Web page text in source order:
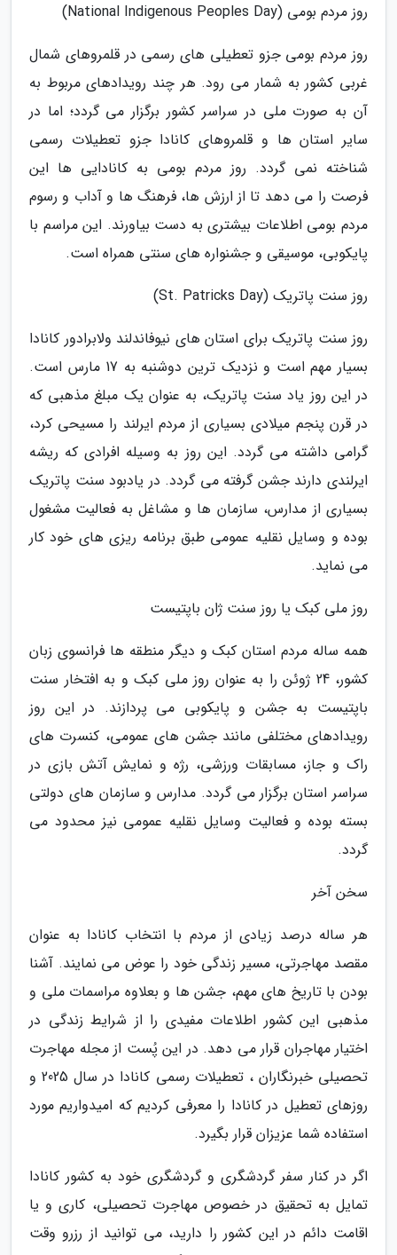
روز مردم بومی (National Indigenous Peoples Day)
روز مردم بومی جزو تعطیلی های رسمی در قلمروهای شمال
غربی کشور به شمار می رود. هر چند رویدادهای مربوط به
آن به صورت ملی در سراسر کشور برگزار می گردد؛ اما در
سایر استان ها و قلمروهای کانادا جزو تعطیلات رسمی
شناخته نمی گردد. روز مردم بومی به کانادایی ها این
فرصت را می دهد تا از ارزش ها، فرهنگ ها و آداب و رسوم
مردم بومی اطلاعات بیشتری به دست بیاورند. این مراسم با
پایکوبی، موسیقی و جشنواره های سنتی همراه است.
روز سنت پاتریک (St. Patricks Day)
روز سنت پاتریک برای استان های نیوفاندلند ولابرادور کانادا
بسیار مهم است و نزدیک ترین دوشنبه به 17 مارس است.
در این روز یاد سنت پاتریک، به عنوان یک مبلغ مذهبی که
در قرن پنجم میلادی بسیاری از مردم ایرلند را مسیحی کرد،
گرامی داشته می گردد. این روز به وسیله افرادی که ریشه
ایرلندی دارند جشن گرفته می گردد. در یادبود سنت پاتریک
بسیاری از مدارس، سازمان ها و مشاغل به فعالیت مشغول
بوده و وسایل نقلیه عمومی طبق برنامه ریزی های خود کار
می نماید.
روز ملی کبک یا روز سنت ژان باپتیست
همه ساله مردم استان کبک و دیگر منطقه ها فرانسوی زبان
کشور، 24 ژوئن را به عنوان روز ملی کبک و به افتخار سنت
باپتیست به جشن و پایکوبی می پردازند. در این روز
رویدادهای مختلفی مانند جشن های عمومی، کنسرت های
راک و جاز، مسابقات ورزشی، رژه و نمایش آتش بازی در
سراسر استان برگزار می گردد. مدارس و سازمان های دولتی
بسته بوده و فعالیت وسایل نقلیه عمومی نیز محدود می
گردد.
سخن آخر
هر ساله درصد زیادی از مردم با انتخاب کانادا به عنوان
مقصد مهاجرتی، مسیر زندگی خود را عوض می نمایند. آشنا
بودن با تاریخ های مهم، جشن ها و بعلاوه مراسمات ملی و
مذهبی این کشور اطلاعات مفیدی را از شرایط زندگی در
اختیار مهاجران قرار می دهد. در این پُست از مجله مهاجرت
تحصیلی خبرنگاران ، تعطیلات رسمی کانادا در سال 2025 و
روزهای تعطیل در کانادا را معرفی کردیم که امیدواریم مورد
استفاده شما عزیزان قرار بگیرد.
اگر در کنار سفر گردشگری و گردشگری خود به کشور کانادا
تمایل به تحقیق در خصوص مهاجرت تحصیلی، کاری و یا
اقامت دائم در این کشور را دارید، می توانید از رزرو وقت